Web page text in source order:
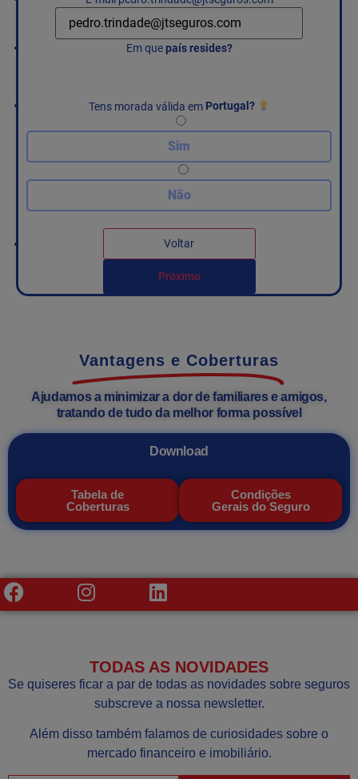
Em quepaís resides?
Tens morada válida em Portugal?
Sim
Não
Voltar
Próximo
Vantagens e Coberturas
Ajudamos a minimizar a dor de familiares e amigos,
tratando de tudo da melhor forma possível
Download
Tabela de
Coberturas
Condições
Gerais do Seguro
TODAS AS NOVIDADES
Se quiseres ficar a par de todas as novidades sobre seguros
subscreve a nossa newsletter.
Além disso também falamos de curiosidades sobre o
mercado financeiro e imobiliário.